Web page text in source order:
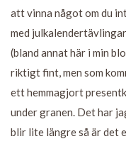
att vinna något om du
med
(bland annat här i min
riktigt fint, men som
ett hemmagjort
under granen. Det har
blir lite längre så är det